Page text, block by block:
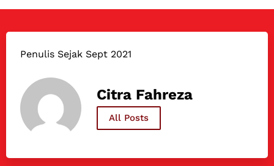
Penulis Sejak Sept 2021
Citra Fahreza
All Posts